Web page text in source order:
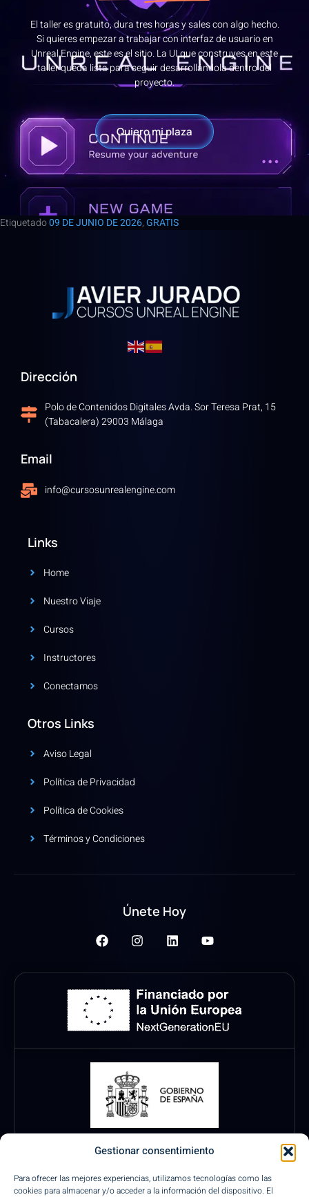
Gestionar consentimiento
Para ofrecer las mejores experiencias, utilizamos tecnologías como las
cookies para almacenar y/o acceder a la información del dispositivo. El
El taller es gratuito, dura tres horas y sales con algo hecho.
Si quieres empezar a trabajar con interfaz de usuario en
Unreal Engine, este es el sitio. La UI que construyes en este
taller queda lista para seguir desarrollándola dentro del
proyecto.
Quiero mi plaza
Etiquetado09 DE JUNIO DE 2026,GRATIS
Dirección
Polo de Contenidos Digitales Avda. Sor Teresa Prat, 15
(Tabacalera) 29003 Málaga
Email
info@cursosunrealengine.com
Links
Home
Nuestro Viaje
Cursos
Instructores
Conectamos
Otros Links
Aviso Legal
Política de Privacidad
Política de Cookies
Términos y Condiciones
Únete Hoy